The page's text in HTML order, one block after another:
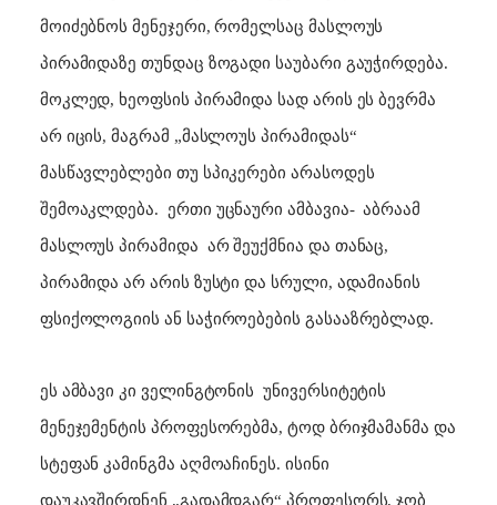
მოიძებნოს მენეჯერი, რომელსაც მასლოუს
პირამიდაზე თუნდაც ზოგადი საუბარი გაუჭირდება.
მოკლედ, ხეოფსის პირამიდა სად არის ეს ბევრმა
არ იცის, მაგრამ „მასლოუს პირამიდას“
მასწავლებლები თუ სპიკერები არასოდეს
შემოაკლდება. ერთი უცნაური ამბავია- აბრაამ
მასლოუს პირამიდა არ შეუქმნია და თანაც,
პირამიდა არ არის ზუსტი და სრული, ადამიანის
ფსიქოლოგიის ან საჭიროებების გასააზრებლად.
ეს ამბავი კი ველინგტონის უნივერსიტეტის
მენეჯემენტის პროფესორებმა, ტოდ ბრიჯმამანმა და
სტეფან კამინგმა აღმოაჩინეს. ისინი
დაუკავშირდნენ „გადამდგარ“ პროფესორს, ჯობ